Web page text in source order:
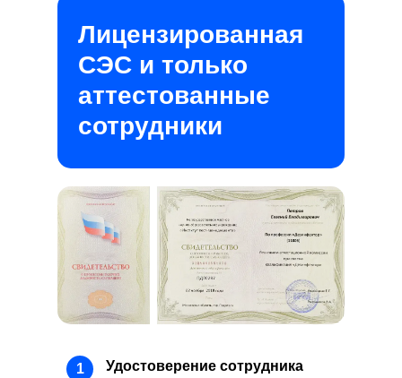
Лицензированная
СЭС и только
аттестованные
сотрудники
1
Удостоверение сотрудника